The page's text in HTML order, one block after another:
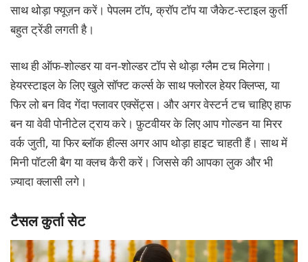
साथ थोड़ा फ्यूज़न करें। पेपलम टॉप, क्रॉप टॉप या जैकेट-स्टाइल कुर्ती
बहुत ट्रेंडी लगती है।
साथ ही ऑफ-शोल्डर या वन-शोल्डर टॉप से थोड़ा ग्लैम टच मिलेगा।
हेयरस्टाइल के लिए खुले सॉफ्ट कर्ल्स के साथ फ्लोरल हेयर क्लिप्स, या
फिर लो बन विद गेंदा फ्लावर एक्सेंट्स। और अगर वेस्टर्न टच चाहिए हाफ
बन या वेवी पोनीटेल ट्राय करे। फ़ुटवीयर के लिए आप गोल्डन या मिरर
वर्क जुती, या फिर ब्लॉक हील्स अगर आप थोड़ा हाइट चाहती हैं। साथ में
मिनीपॉटलीबैग या क्लच कैरी करें। जिससे की आपका लुक और भी
ज़्यादा क्लासी लगे।
टैसल कुर्ता सेट